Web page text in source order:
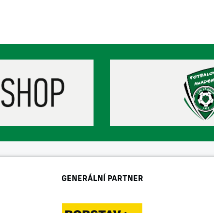
GENERÁLNÍ PARTNER